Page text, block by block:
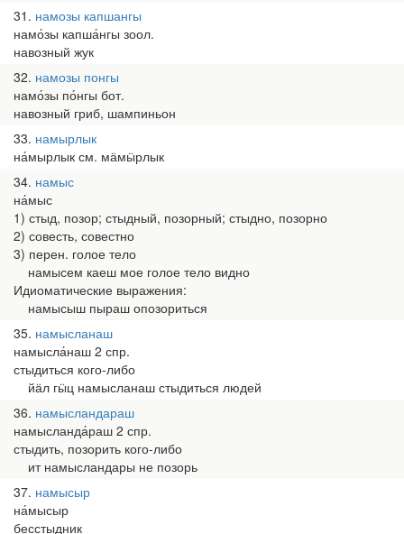
31 намозы капшангы
намо́зы капша́нгы зоол.
навозный жук
32 намозы понгы
намо́зы по́нгы бот.
навозный гриб, шампиньон
33 намырлык
на́мырлык см. мӓмӹрлык
34 намыс
на́мыс
1) стыд, позор; стыдный, позорный; стыдно, позорно
2) совесть, совестно
3) перен. голое тело
намысем каеш мое голое тело видно
Идиоматические выражения:
намысыш пыраш опозориться
35 намысланаш
намысла́наш 2 спр.
стыдиться кого-либо
йӓл гӹц намысланаш стыдиться людей
36 намысландараш
намысланда́раш 2 спр.
стыдить, позорить кого-либо
ит намысландары не позорь
37 намысыр
на́мысыр
бесстыдник